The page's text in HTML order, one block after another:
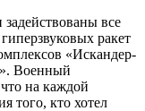
все
ракет
«Искандер-
Военный
на каждой
того, кто хотел